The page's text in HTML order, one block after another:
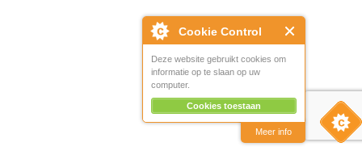
Cookie Control
Deze website gebruikt cookies om
informatie op te slaan op uw
computer.
Cookies toestaan
Meer info